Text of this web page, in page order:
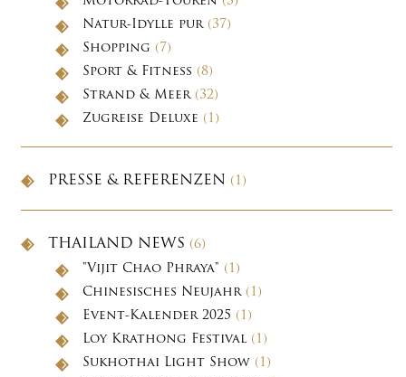
Natur-Idylle pur(37)
Shopping (7)
Sport & Fitness (8)
Strand & Meer(32)
Zugreise Deluxe (1)
PRESSE & REFERENZEN (1)
THAILAND NEWS (6)
"Vijit Chao Phraya" (1)
Chinesisches Neujahr(1)
Event-Kalender 2025 (1)
Loy Krathong Festival (1)
Sukhothai Light Show (1)